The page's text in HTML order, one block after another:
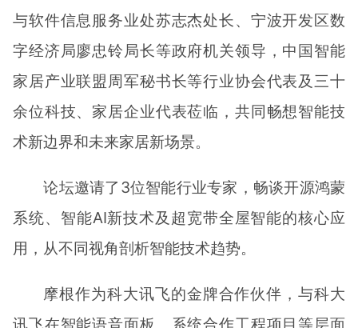
与软件信息服务业处苏志杰处长、宁波开发区数
字经济局廖忠铃局长等政府机关领导，中国智能
家居产业联盟周军秘书长等行业协会代表及三十
余位科技、家居企业代表莅临，共同畅想智能技
术新边界和未来家居新场景。
论坛邀请了3位智能行业专家，畅谈开源鸿蒙
系统、智能AI新技术及超宽带全屋智能的核心应
用，从不同视角剖析智能技术趋势。
摩根作为科大讯飞的金牌合作伙伴，与科大